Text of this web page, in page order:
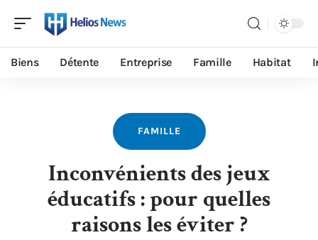
Biens Détente Entreprise Famille Habitat
FAMILLE
Inconvénients des jeux
éducatifs : pour quelles
raisons les éviter ?